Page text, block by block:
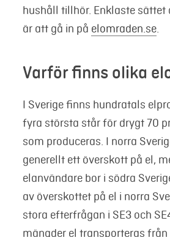
hushåll tillhör. Enklaste sättet
är att gå in på elomraden.se.
Varför finns olika
I Sverige finns hundratals
fyra största står för drygt 70
som produceras. I norra
generellt ett överskott på el,
elanvändare bor i södra
av överskottet på el i norra
stora efterfrågan i SE3 och
mängder el transporteras från